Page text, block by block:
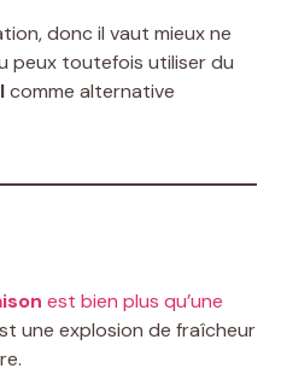
donc il vaut mieux ne
peux toutefois utiliser du
comme alternative
est bien plus qu’une
une explosion de fraîcheur